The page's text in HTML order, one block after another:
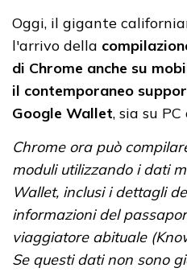
Oggi, il gigante
l'arrivo della
di Chrome anche su
il contemporaneo
Google Wallet, sia su
Chrome ora può
moduli utilizzando i dati
Wallet, inclusi i dettagli
informazioni del
viaggiatore abituale
Se questi dati non sono